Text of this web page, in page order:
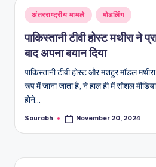
और
विश्व
Posted
in
अंतरराष्ट्रीय मामले मोडलिंग
पाकिस्तानी टीवी होस्ट मथीरा ने
बाद अपना बयान दिया
पाकिस्तानी टीवी होस्ट और मशहूर मॉडल
रूप में जाना जाता है, ने हाल ही में सोशल
होने…
Posted
Saurabh November 20, 2024